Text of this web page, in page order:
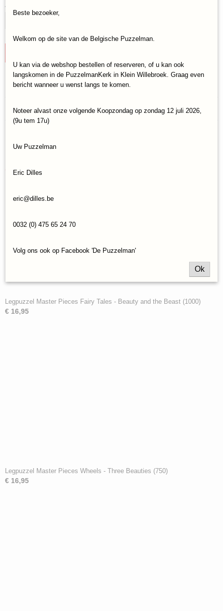
Aantal
Specificaties
Master-Pieces-72125
EAN code
Reacties
Ook interessant
Legpuzzel Master Pieces Fairy Tales - Beauty and the Beast (1000)
€ 16,95
Legpuzzel Master Pieces Wheels - Three Beauties (750)
€ 16,95
Beste bezoeker,
Welkom op de site van de Belgische Puzzelman.
U kan via de webshop bestellen of reserveren, of u kan ook
langskomen in de PuzzelmanKerk in Klein Willebroek. Graag even
bericht wanneer u wenst langs te komen.
Noteer alvast onze volgende Koopzondag op zondag 12 juli 2026,
(9u tem 17u)
Uw Puzzelman
Eric Dilles
eric@dilles.be
0032 (0) 475 65 24 70
Volg ons ook op Facebook 'De Puzzelman'
Ok